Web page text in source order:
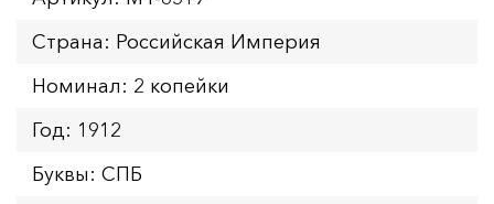
Страна: Российская Империя
Номинал: 2 копейки
Год: 1912
Буквы: СПБ